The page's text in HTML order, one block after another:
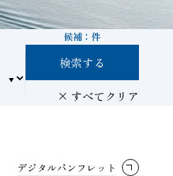
候補： 件
検索する
すべてクリア
デジタルパンフレット